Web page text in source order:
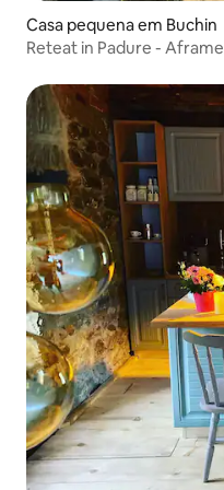
Casa pequena em Buchin
Reteat in Padure - Aframe